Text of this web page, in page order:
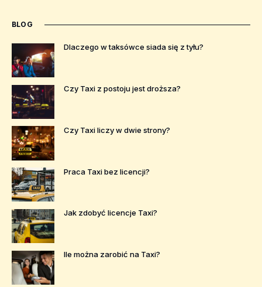
BLOG
Dlaczego w taksówce siada się z tyłu?
Czy Taxi z postoju jest droższa?
Czy Taxi liczy w dwie strony?
Praca Taxi bez licencji?
Jak zdobyć licencje Taxi?
Ile można zarobić na Taxi?